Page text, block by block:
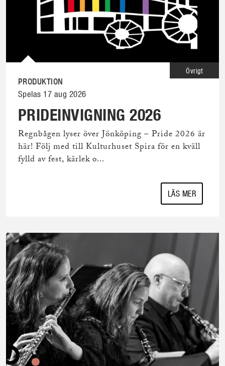
Övrigt
PRODUKTION
Spelas 17 aug 2026
PRIDEINVIGNING 2026
Regnbågen lyser över Jönköping – Pride 2026 är
här! Följ med till Kulturhuset Spira för en kväll
fylld av fest, kärlek o...
LÄS MER